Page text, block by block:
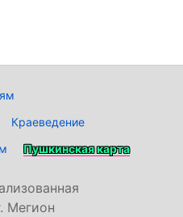
Краеведение
Пушкинская карта
Мегион